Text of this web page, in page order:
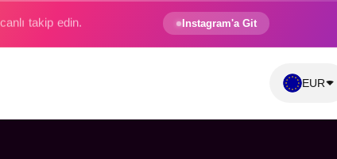
oluyor. Instagram'a Git
EUR